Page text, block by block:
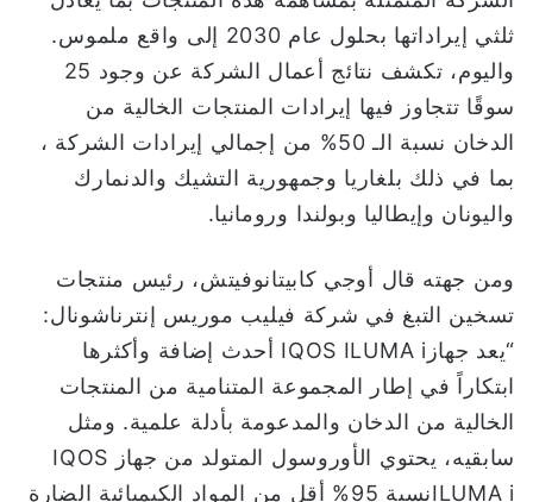
ثلثي إيراداتها بحلول عام 2030 إلى واقع ملموس.
واليوم، تكشف نتائج أعمال الشركة عن وجود 25
سوقًا تتجاوز فيها إيرادات المنتجات الخالية من
الدخان نسبة الـ 50% من إجمالي إيرادات الشركة ،
بما في ذلك بلغاريا وجمهورية التشيك والدنمارك
واليونان وإيطاليا وبولندا ورومانيا.
ومن جهته قال أوجي كابيتانوفيتش، رئيس منتجات
تسخين التبغ في شركة فيليب موريس إنترناشونال:
“يعد جهازIQOS ILUMA i أحدث إضافة وأكثرها
ابتكاراً في إطار المجموعة المتنامية من المنتجات
الخالية من الدخان والمدعومة بأدلة علمية. ومثل
سابقيه، يحتوي الأوروسول المتولد من جهاز IQOS
ILUMA iنسبة 95% أقل من المواد الكيميائية الضارة